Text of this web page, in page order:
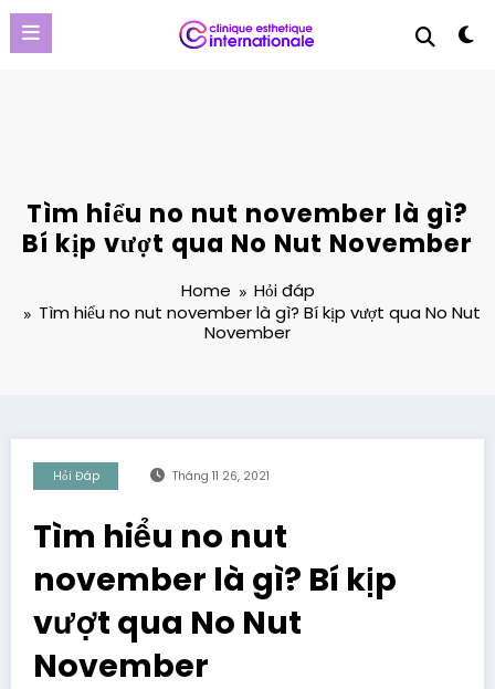
Skip
content
Tìm hiểu no nut november là gì?
Bí kịp vượt qua No Nut November
Home
Hỏi đáp
Tìm hiểu no nut november là gì? Bí kịp vượt qua No Nut
November
Hỏi Đáp Tháng 11 26, 2021
Tìm hiểu no nut
november là gì? Bí kịp
vượt qua No Nut
November